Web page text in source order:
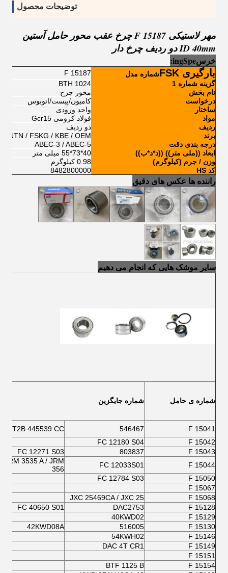
توضیحات محصول
مهر لاستیکی F 15187 چرخ عقب محور حامل آستین
ID 40mm دو ردیف چرخ دار
خرس ingSpe
:
بارگیری FSK شماره مدل
F 15187
گزینه شماره 1
BTH 1024
نام بخش
محور چرخ
درخواست
کامیون/پیست/اتوبوس
ساختار
واحد ورودی
مواد
فولاد کرومی Gcr15
ردیف
دو ردیف
برند
/ NTN / FSKG / KBE / OEM
درجه بندی دقت
ABEC-3 / ABEC-5
ابعاد ((ملی متر)) ((د*د*ب))
40*73*55 میلی متر
وزن / جرم (کیلوگرم)
0.98 کيلوگرم
کد HS
8482800000
راننده ها عکس های دقیق
سایر موشک هایی که انجام می دهیم
شماره ی حامل شماره جایگزین
F 15041
546467
BT2B 445539 CC
F 15042
FC 12180 S04
F 15043
803837
FC 12271 S03
F 15044
FC 12033S01
JRM 3535 A / JRM
356
F 15050
FC 12784 S03
F 15067
F 15068
JXC 25469CA / JXC 25
F 15128
DAC2753
FC 40650 S01
F 15129
40KWD02
F 15130
516005
42KWD08A
F 15146
54KWH02
F 15149
DAC 4T CR1
F 15151
F 15154
BTF 1125 B